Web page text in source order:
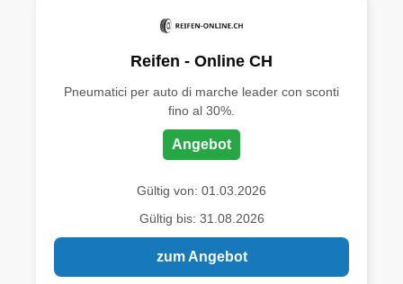
Reifen - Online CH
Pneumatici per auto di marche leader con sconti
fino al 30%.
Angebot
Gültig von: 01.03.2026
Gültig bis: 31.08.2026
zum Angebot